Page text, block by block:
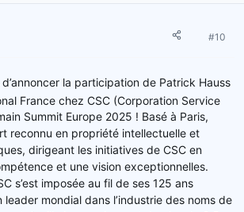
#10
la participation de Patrick Hauss
France chez CSC (Corporation Service
Summit Europe 2025 ! Basé à Paris,
reconnu en propriété intellectuelle et
dirigeant les initiatives de CSC en
et une vision exceptionnelles.
s’est imposée au fil de ses 125 ans
leader mondial dans l’industrie des noms de